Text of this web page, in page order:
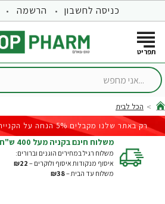
כניסה לחשבון הרשמה
...אני
home
הכל לבית
רק באתר שלנו מקבלים 5% הנחה על הקנייה הבאה |
משלוח חינם בקניה מעל 400 ש"ח | דרך איפוסט עד 5 ק"ג
משלוח רגיל במחירים הוגנים וברורים:
איסוף מנקודות איסוף ולוקרים – ₪22
משלוח עד הבית –₪38